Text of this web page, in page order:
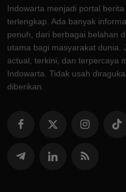
Indowarta menjadi portal
terlengkap. Ada banyak
penuh, dari berbagai belahan
utama bagi masyarakat dunia.
actual, terkini, dan terpercaya
Indowarta. Tidak usah
diberikan.